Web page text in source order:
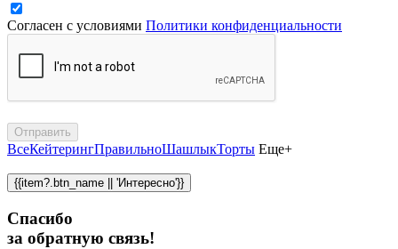
Согласен с условиями Политики конфиденциальности
Отправить
ВсеКейтерингПравильноШашлыкТорты Еще+
{{item?.btn_name || 'Интересно'}}
Спасибо
за обратную связь!